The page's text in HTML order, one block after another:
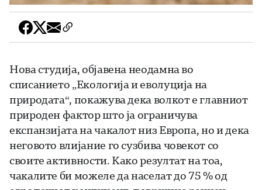
Нова студија, објавена неодамна во
списанието „Екологија и еволуција на
природата“, покажува дека волкот е главниот
природен фактор што ја ограничува
експанзијата на чакалот низ Европа, но и дека
неговото влијание го сузбива човекот со
своите активности. Како резултат на тоа,
чакалите би можеле да населат до 75 % од